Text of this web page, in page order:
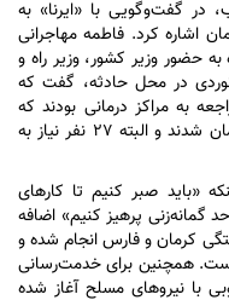
گفت‌و‌گویی با «ایرنا» به
اشاره کرد. فاطمه مهاجرانی
حضور وزیر کشور، وزیر راه و
در محل حادثه، گفت که
به مراکز درمانی بودند که
خوشبختانه اغلب آنان به صورت سرپایی درمان شدند و البته ۲۷ نفر نیاز به
«باید صبر کنیم تا کار‌های
گمانه‌زنی پرهیز کنیم» اضافه
کرمان و فارس انجام شده و
است. همچنین برای خدمت‌رسانی
با نیرو‌های مسلح آغاز شده